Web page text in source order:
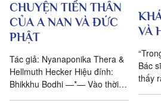
CHUYỆN TIỀN THÂN
CỦA A NAN VÀ ĐỨC
PHẬT
Tác giả: Nyanaponika Thera &
Hellmuth Hecker Hiệu đính:
Bhikkhu Bodhi —*— Vào thời
VÀ
Bác
thấy